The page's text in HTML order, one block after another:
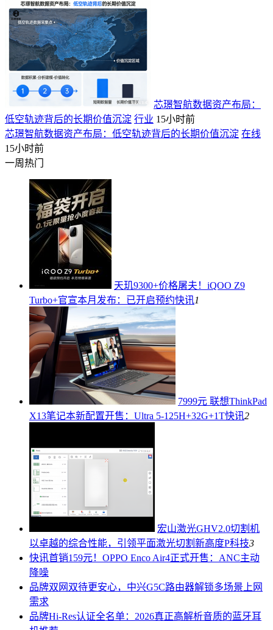
芯璟智航数据资产布局：
低空轨迹背后的长期价值沉淀 行业 15小时前
芯璟智航数据资产布局：低空轨迹背后的长期价值沉淀 在线
15小时前
一周热门
天玑9300+价格屠夫！iQOO Z9
Turbo+官宣本月发布：已开启预约快讯1
7999元 联想ThinkPad
X13笔记本新配置开售：Ultra 5-125H+32G+1T快讯2
宏山激光GHV2.0切割机
以卓越的综合性能，引领平面激光切割新高度P科技3
快讯首销159元！OPPO Enco Air4正式开售：ANC主动
降噪
品牌双网双待更安心，中兴G5C路由器解锁多场景上网
需求
品牌Hi-Res认证全名单：2026真正高解析音质的蓝牙耳